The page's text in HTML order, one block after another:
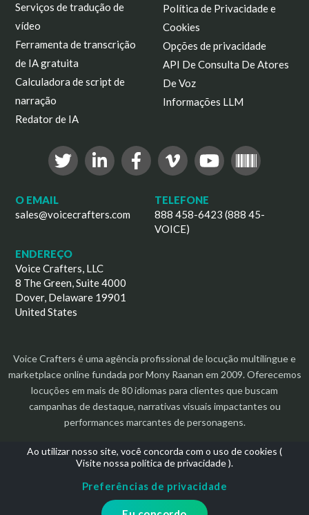
Ao utilizar nosso site, você concorda com o uso de cookies (
Visite nossa política de privacidade).
Preferências de privacidade
Serviços de tradução de
vídeo
Ferramenta de transcrição
de IA gratuita
Calculadora de script de
narração
Redator de IA
Política de Privacidade e
Cookies
Opções de privacidade
API De Consulta De Atores
De Voz
Informações LLM
O EMAIL
sales@voicecrafters.com
TELEFONE
888 458-6423 (888 45-
VOICE)
ENDEREÇO
Voice Crafters, LLC
8 The Green, Suite 4000
Dover, Delaware 19901
United States
Voice Crafters é uma agência profissional de locução multilíngue e
marketplace online fundada por Mony Raanan em 2009. Oferecemos
locuções em mais de 80 idiomas para clientes que buscam
campanhas de destaque, narrativas visuais impactantes ou
performances marcantes de personagens.
Direitos autorais 2026 | Todos os direitos reservados